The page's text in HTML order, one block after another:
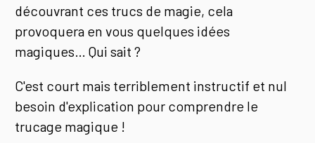
découvrant ces trucs de magie, cela
provoquera en vous quelques idées
magiques… Qui sait ?
C'est court mais terriblement instructif et nul
besoin d'explication pour comprendre le
trucage magique !